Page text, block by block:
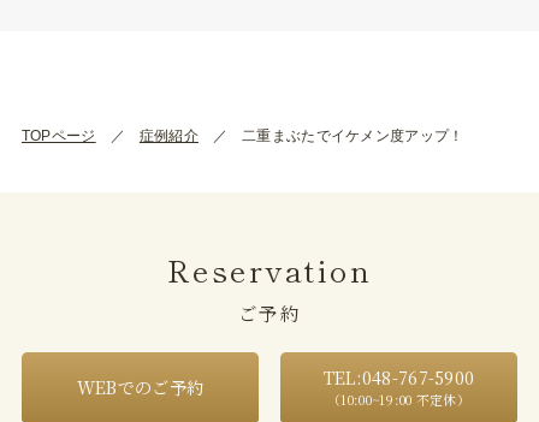
TOPページ 症例紹介 二重まぶたでイケメン度アップ！
Reservation
ご予約
WEBでのご予約 TEL:048-767-5900
（10:00~19:00 不定休）